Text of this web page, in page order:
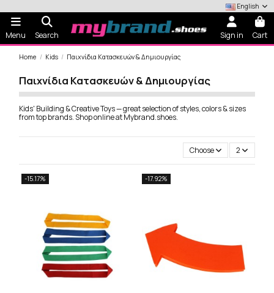
English
Menu Search Sign in Cart
Home Kids Παιχνίδια Κατασκευών & Δημιουργίας
Παιχνίδια Κατασκευών & Δημιουργίας
Kids' Building & Creative Toys — great selection of styles, colors & sizes
from top brands. Shop online at Mybrand.shoes.
Choose 2
-15.17% -17.92%